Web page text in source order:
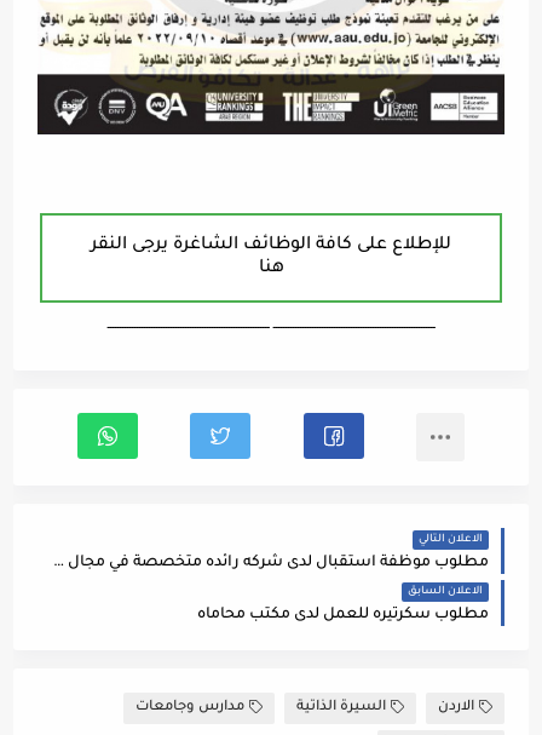
للإطلاع على كافة الوظائف الشاغرة يرجى النقر
هنا
ـــــــــــــــــــــــــــــــــــــــــــــــــــــــــــــــــــ ـــــــــــــــــــــــــــــــــــــــــــــــــــــــــــــــــــ
الاعلان التالي
مطلوب موظفة استقبال لدى شركه رائده متخصصة في مجال الطاقه المتجدده
الاعلان السابق
مطلوب سكرتيره للعمل لدى مكتب محاماه
الاردن السيرة الذاتية مدارس وجامعات